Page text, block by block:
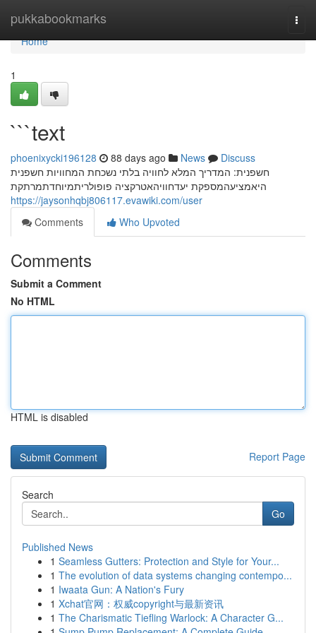
pukkabookmarks
Home
Home
1
```text
phoenixycki196128 88 days ago News
Discuss
חשפנית: המדריך המלא לחוויה בלתי נשכחת המחוויות חשפנית
היאמציעהמספקת יעדחוויהאטרקציה פופולריתמיוחדתמרתקת
https://jaysonhqbj806117.evawiki.com/user
Comments
Who Upvoted
Comments
Submit a Comment
No HTML
HTML is disabled
Report Page
Search
Go
Published News
1 Seamless Gutters: Protection and Style for Your...
1 The evolution of data systems changing contempo...
1 Iwaata Gun: A Nation's Fury
1 Xchat官网：权威copyright与最新资讯
1 The Charismatic Tiefling Warlock: A Character G...